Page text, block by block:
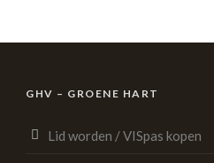
GHV – GROENE HART
Lid worden / VISpas kopen